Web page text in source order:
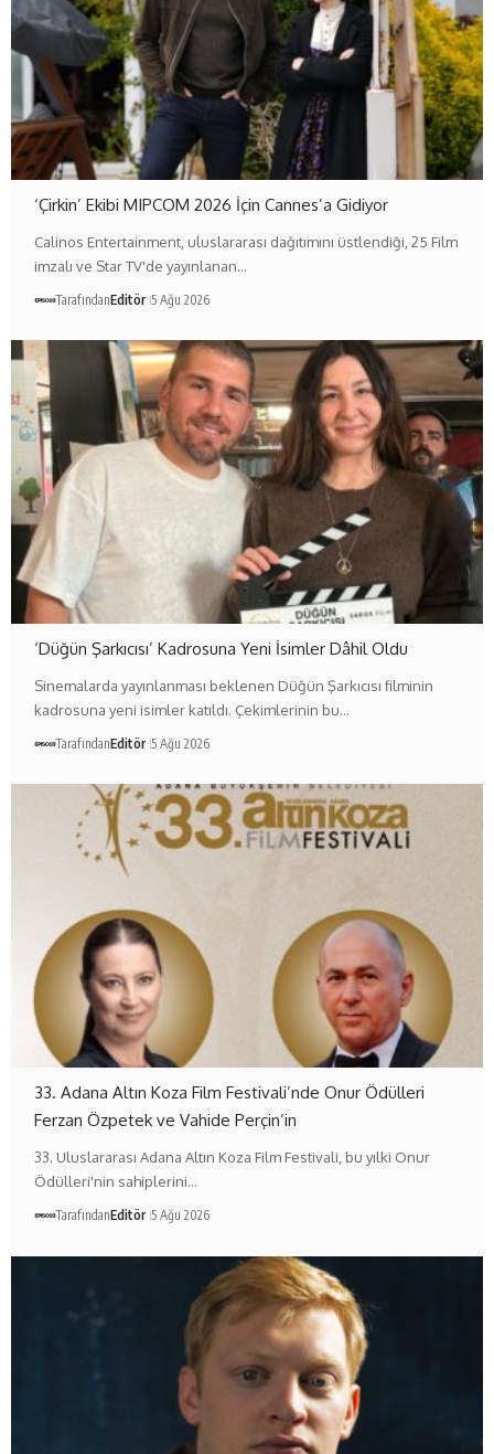
‘Çirkin’ Ekibi MIPCOM 2026 İçin Cannes’a Gidiyor
Calinos Entertainment, uluslararası dağıtımını üstlendiği, 25 Film
imzalı ve Star TV'de yayınlanan…
TarafındanEditör 5 Ağu 2026
‘Düğün Şarkıcısı’ Kadrosuna Yeni İsimler Dâhil Oldu
Sinemalarda yayınlanması beklenen Düğün Şarkıcısı filminin
kadrosuna yeni isimler katıldı. Çekimlerinin bu…
TarafındanEditör 5 Ağu 2026
33. Adana Altın Koza Film Festivali’nde Onur Ödülleri
Ferzan Özpetek ve Vahide Perçin’in
33. Uluslararası Adana Altın Koza Film Festivali, bu yılki Onur
Ödülleri'nin sahiplerini…
TarafındanEditör 5 Ağu 2026